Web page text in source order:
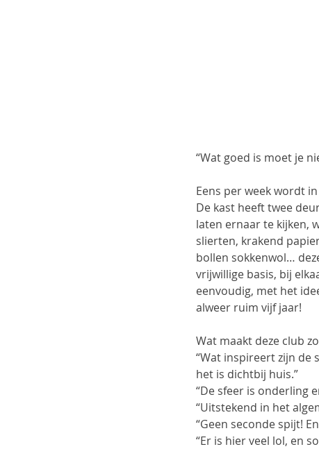
“Wat goed is moet je
Eens per week wordt
De kast heeft twee
laten ernaar te kijken,
slierten, krakend
bollen sokkenwol…
vrijwillige basis, bij
eenvoudig, met het
alweer ruim vijf jaar!
Wat maakt deze club
“Wat inspireert zijn de
het is dichtbij huis.”
“De sfeer is onderling
“Uitstekend in het
“Geen seconde spijt!
“Er is hier veel lol, en